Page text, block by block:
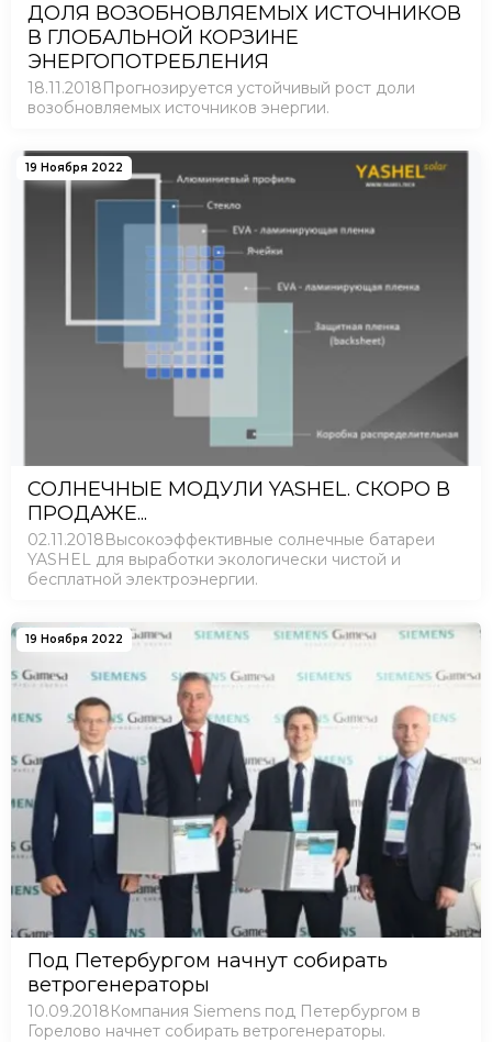
ДОЛЯ ВОЗОБНОВЛЯЕМЫХ ИСТОЧНИКОВ
В ГЛОБАЛЬНОЙ КОРЗИНЕ
ЭНЕРГОПОТРЕБЛЕНИЯ
18.11.2018Прогнозируется устойчивый рост доли
возобновляемых источников энергии.
19 Ноября 2022
СОЛНЕЧНЫЕ МОДУЛИ YASHEL. СКОРО В
ПРОДАЖЕ...
02.11.2018Высокоэффективные солнечные батареи
YASHEL для выработки экологически чистой и
бесплатной электроэнергии.
19 Ноября 2022
Под Петербургом начнут собирать
ветрогенераторы
10.09.2018Компания Siemens под Петербургом в
Горелово начнет собирать ветрогенераторы.